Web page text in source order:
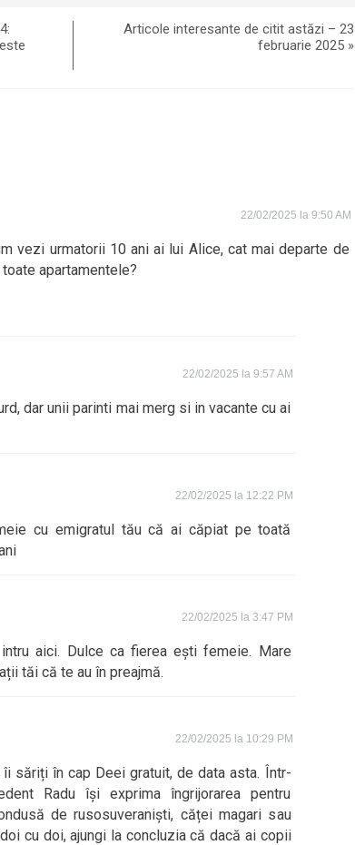
Articole interesante de citit astăzi – 23
februarie 2025»
22/02/2025 la 9:50 AM
vezi urmatorii 10 ani ai lui Alice, cat mai departe de
apartamentele?
22/02/2025 la 9:57 AM
dar unii parinti mai merg si in vacante cu ai
22/02/2025 la 12:22 PM
cu emigratul tău că ai căpiat pe toată
22/02/2025 la 3:47 PM
intru aici. Dulce ca fierea ești femeie. Mare
tăi că te au în preajmă.
22/02/2025 la 10:29 PM
îi săriți în cap Deei gratuit, de data asta. Într-
Radu își exprima îngrijorarea pentru
de rusosuveraniști, căței magari sau
cu doi, ajungi la concluzia că dacă ai copii